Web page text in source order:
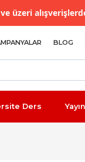
üzeri
BLOG
Ders